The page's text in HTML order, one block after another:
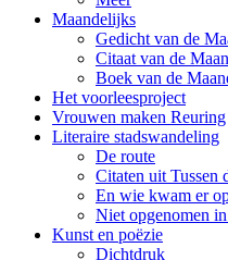
Maandelijks
Gedicht van de
Citaat van de
Boek van de
Het voorleesproject
Vrouwen maken Reuring
Literaire stadswandeling
De route
Citaten uit Tussen
En wie kwam er
Niet opgenomen
Kunst en poëzie
Dichtdruk